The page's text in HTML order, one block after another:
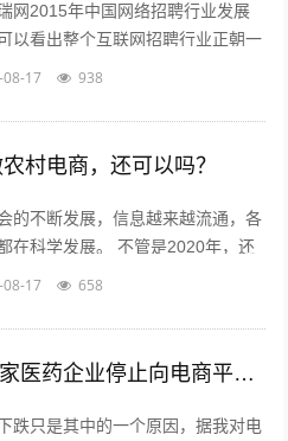
网2015年中国网络招聘行业发展
以看出整个互联网招聘行业正朝一
势蓬勃发展。而如今，正规的猎头
17 938
村电商，还可以吗？
的不断发展，信息越来越流通，各
在科学发展。 不管是2020年，还
电商的收益应该越来好，越有一定
17 658
华药电商:网传哈药等多家医药企业停止向电商平台供货，如属实，是怕药价下跌吗？您怎么看？
跌只是其中的一个原因，据我对电